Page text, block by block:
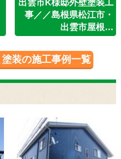
出雲市K様邸外壁塗装工
事／／島根県松江市・
出雲市屋根…
装の施工事例一覧